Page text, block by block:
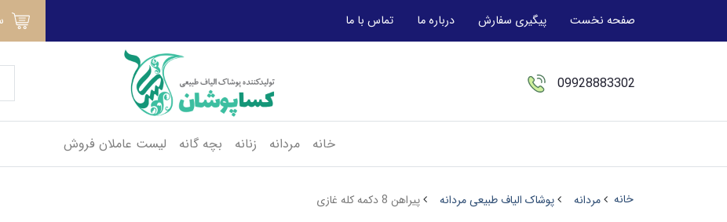
صفحه نخست پیگیری سفارش درباره ما تماس با ما
09928883302
خانه مردانه زنانه بچه گانه لیست عاملان فروش
خانه مردانه پوشاک الیاف طبیعی مردانه پیراهن 8 دکمه کله غازی